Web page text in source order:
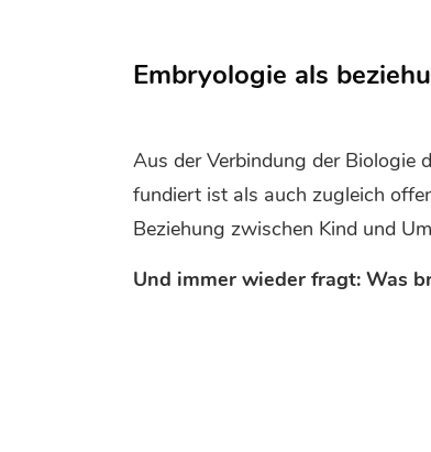
Embryologie als
Aus der Verbindung der Biologie
fundiert ist als auch zugleich
Beziehung zwischen Kind und
Und immer wieder fragt: Was